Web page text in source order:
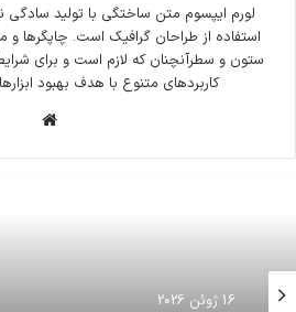
لورم ایپسوم متن ساختگی با تولید
استفاده از طراحان گرافیک است. چاپگرها و
ستون و سطرآنچنان که لازم است و برای
کاربردهای متنوع با هدف بهبود
16 ژوئن 2026